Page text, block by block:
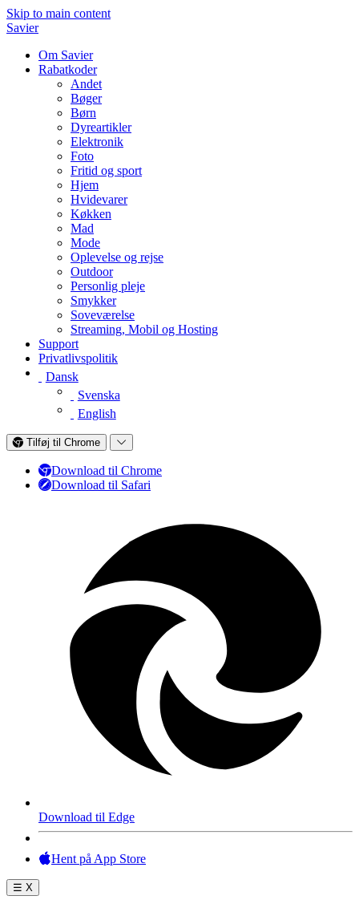
Skip to main content
Savier
Om Savier
Rabatkoder
Andet
Bøger
Børn
Dyreartikler
Elektronik
Foto
Fritid og sport
Hjem
Hvidevarer
Køkken
Mad
Mode
Oplevelse og rejse
Outdoor
Personlig pleje
Smykker
Soveværelse
Streaming, Mobil og Hosting
Support
Privatlivspolitik
Dansk
Svenska
English
Tilføj til Chrome
Download til Chrome
Download til Safari
Download til Edge
Hent på App Store
☰ X